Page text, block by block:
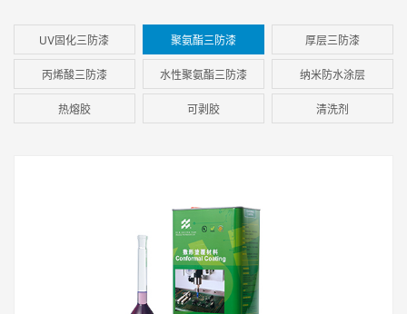
UV固化三防漆 聚氨酯三防漆 厚层三防漆
丙烯酸三防漆 水性聚氨酯三防漆 纳米防水涂层
热熔胶 可剥胶 清洗剂